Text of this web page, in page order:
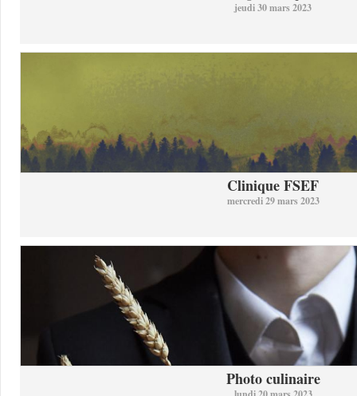
jeudi 30 mars 2023
Clinique FSEF
mercredi 29 mars 2023
Photo culinaire